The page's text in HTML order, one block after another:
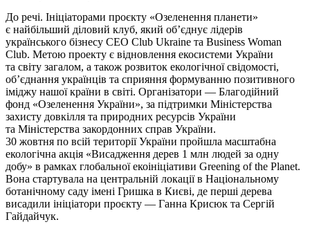
До речі. Ініціаторами проєкту «Озеленення планети»
є найбільший діловий клуб, який об’єднує лідерів
українського бізнесу CEO Club Ukraine та Business Woman
Club. Метою проекту є відновлення екосистеми України
та світу загалом, а також розвиток екологічної свідомості,
об’єднання українців та сприяння формуванню позитивного
іміджу нашої країни в світі. Організатори — Благодійний
фонд «Озеленення України», за підтримки Міністерства
захисту довкілля та природних ресурсів України
та Міністерства закордонних справ України.
30 жовтня по всій території України пройшла масштабна
екологічна акція «Висадження дерев 1 млн людей за одну
добу» в рамках глобальної екоініціативи Greening of the Planet.
Вона стартувала на центральній локації в Національному
ботанічному саду імені Гришка в Києві, де перші дерева
висадили ініціатори проєкту — Ганна Крисюк та Сергій
Гайдайчук.